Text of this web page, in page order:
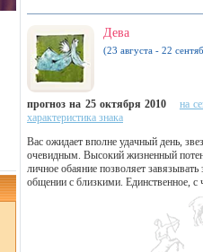
Дева
(23 августа - 22
прогноз на 25 октября 2010
на
характеристика знака
Вас ожидает вполне удачный день,
очевидным. Высокий жизненный
личное обаяние позволяет
общении с близкими. Единственное, с